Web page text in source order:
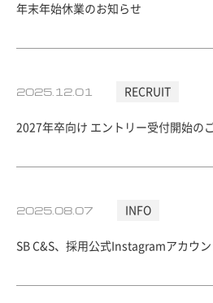
年末年始休業のお知らせ
2025.12.01 RECRUIT
2027年卒向け エントリー受付開始の
2025.08.07 INFO
SB C&S、採用公式Instagramアカウ